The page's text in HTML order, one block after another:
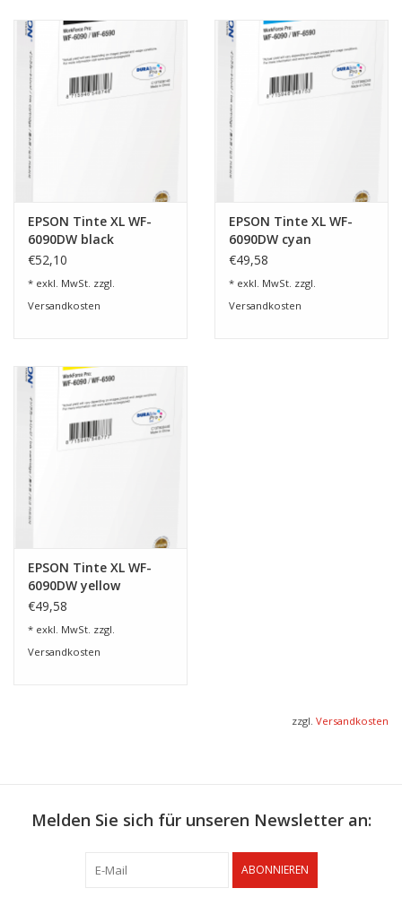
EPSON Tinte XL WF-
6090DW black
€52,10
* exkl. MwSt. zzgl.
Versandkosten
EPSON Tinte XL WF-
6090DW cyan
€49,58
* exkl. MwSt. zzgl.
Versandkosten
EPSON Tinte XL WF-
6090DW yellow
€49,58
* exkl. MwSt. zzgl.
Versandkosten
zzgl. Versandkosten
Melden Sie sich für unseren Newsletter an:
ABONNIEREN